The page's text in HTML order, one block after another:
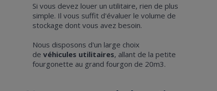
Si vous devez louer un utilitaire, rien de plus
simple. Il vous suffit d'évaluer le volume de
stockage dont vous avez besoin.
Nous disposons d'un large choix
de véhicules utilitaires, allant de la petite
fourgonette au grand fourgon de 20m3.